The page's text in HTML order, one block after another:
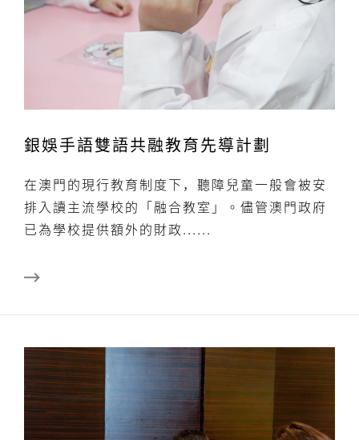
銀娛手語雙語共融教育先導計劃
在澳門的現行教育制度下，聽障兒童一般會被安
排入讀主流學校的「融合教室」。儘管澳門政府
已為學校提供額外的財政......